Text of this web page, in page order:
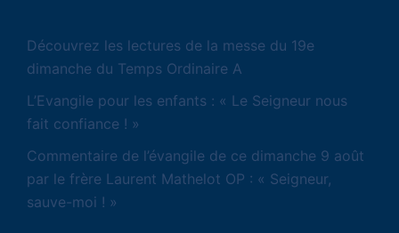
Découvrez les lectures de la messe du 19e
dimanche du Temps Ordinaire A
L’Evangile pour les enfants : « Le Seigneur nous
fait confiance ! »
Commentaire de l’évangile de ce dimanche 9 août
par le frère Laurent Mathelot OP : « Seigneur,
sauve-moi ! »